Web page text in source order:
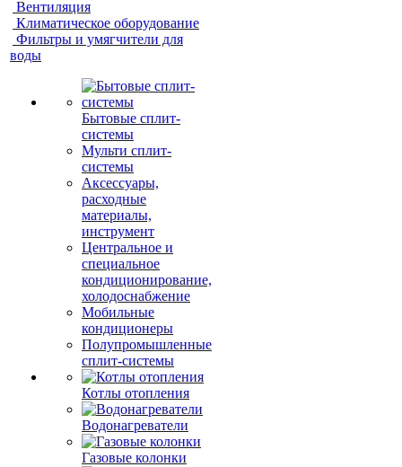
Вентиляция
Климатическое оборудование
Фильтры и умягчители для
воды
Бытовые сплит-
системы
Мульти сплит-
системы
Аксессуары,
расходные
материалы,
инструмент
Центральное и
специальное
кондиционирование,
холодоснабжение
Мобильные
кондиционеры
Полупромышленные
сплит-системы
Котлы отопления
Водонагреватели
Газовые колонки